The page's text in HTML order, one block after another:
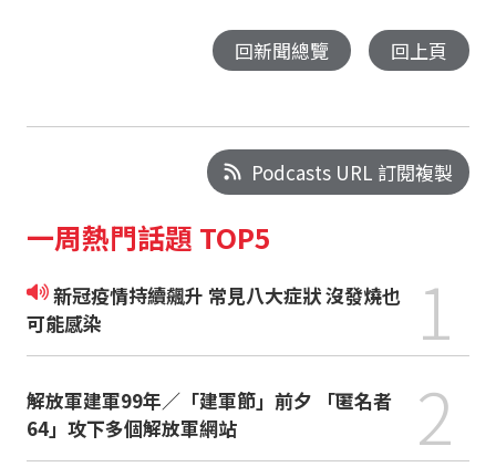
回新聞總覽 回上頁
Podcasts URL 訂閱複製
一周熱門話題 TOP5
新冠疫情持續飆升 常見八大症狀 沒發燒也
可能感染
1
解放軍建軍99年／「建軍節」前夕 「匿名者
64」攻下多個解放軍網站
2